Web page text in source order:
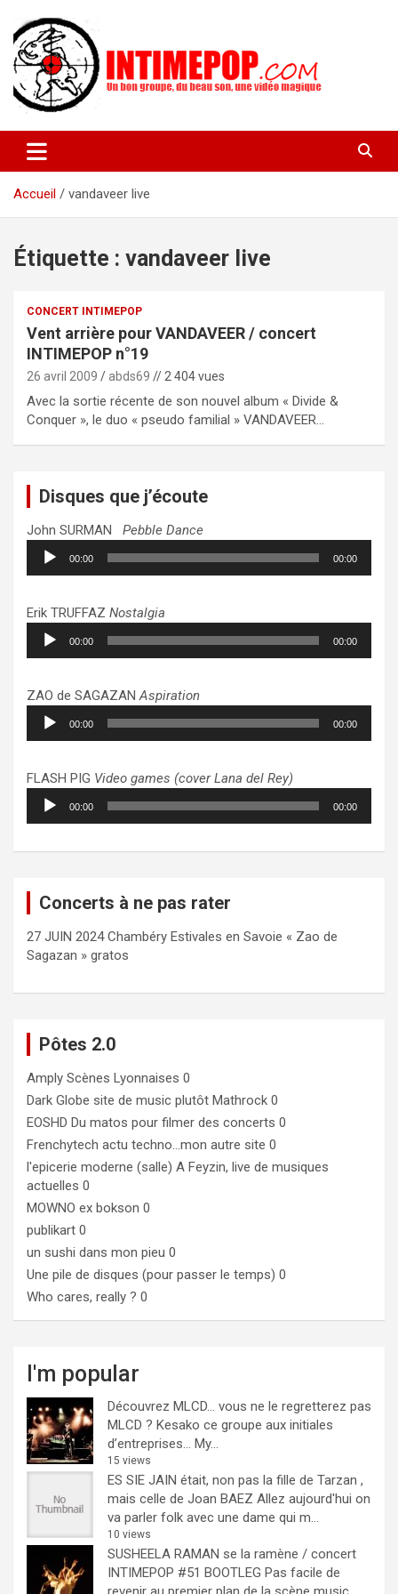
contenu
intimepop.com
actuelles pop rock, post-rock, indé sur Lyon. rock pop concert
lyon
Accueil
vandaveer live
Étiquette : vandaveer live
CONCERT INTIMEPOP
Vent arrière pour VANDAVEER / concert
INTIMEPOP n°19
26 avril 2009 abds69 // 2 404 vues
Avec la sortie récente de son nouvel album « Divide &
Conquer », le duo « pseudo familial » VANDAVEER…
Disques que j’écoute
John SURMAN Pebble Dance
Lecteur
audio
00:00 00:00
Erik TRUFFAZ Nostalgia
Lecteur
audio
00:00 00:00
ZAO de SAGAZANAspiration
Lecteur
audio
00:00 00:00
FLASH PIG Video games (cover Lana del Rey)
Lecteur
audio
00:00 00:00
Concerts à ne pas rater
27 JUIN 2024 Chambéry Estivales en Savoie « Zao de
Sagazan » gratos
Pôtes 2.0
Amply Scènes Lyonnaises 0
Dark Globe site de music plutôt Mathrock 0
EOSHD Du matos pour filmer des concerts 0
Frenchytech actu techno…mon autre site 0
l'epicerie moderne (salle) A Feyzin, live de musiques
actuelles 0
MOWNO ex bokson 0
publikart 0
un sushi dans mon pieu 0
Une pile de disques (pour passer le temps) 0
Who cares, really ? 0
I'm popular
Découvrez MLCD… vous ne le regretterez pas
MLCD ? Kesako ce groupe aux initiales
d’entreprises… My...
15 views
ES SIE JAIN était, non pas la fille de Tarzan ,
mais celle de Joan BAEZ Allez aujourd'hui on
va parler folk avec une dame qui m...
10 views
SUSHEELA RAMAN se la ramène / concert
INTIMEPOP #51 BOOTLEG Pas facile de